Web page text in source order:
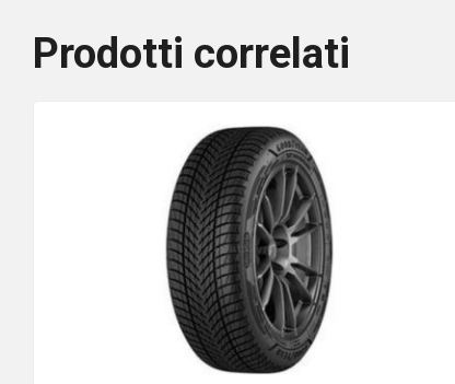
Prodotti correlati